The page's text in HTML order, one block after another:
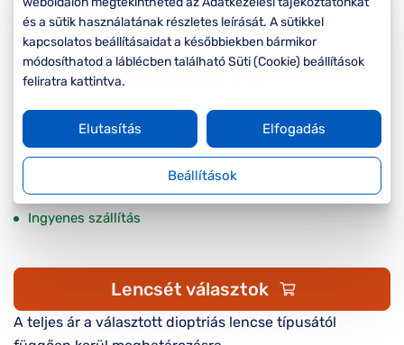
Korábbi ár: 45.000 Ft
Akciós ár: 36.000 Ft
A feltűntetett ár a szemüvegkeretre vonatkozik.
Készleten
Online megvásárolható
Ingyenes szállítás
Lencsét választok
A teljes ár a választott dioptriás lencse típusától
és a sütik használatának részletes leírását. A sütikkel
kapcsolatos beállításaidat a későbbiekben bármikor
módosíthatod a láblécben található Süti (Cookie) beállítások
feliratra kattintva.
Beállítások
Elutasítás Elfogadás